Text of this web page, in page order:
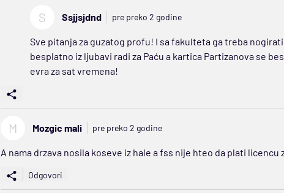
S Ssjjsjdnd pre preko 2 godine
Sve pitanja za guzatog profu! I sa fakulteta ga treba
besplatno iz ljubavi radi za Paću a kartica Partizanova se
evra za sat vremena!
M Mozgic mali pre preko 2 godine
A nama drzava nosila koseve iz hale a fss nije hteo da plati licencu
Odgovori